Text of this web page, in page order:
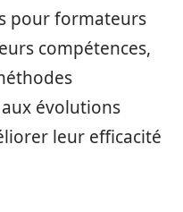
pour formateurs
compétences,
évolutions
leur efficacité